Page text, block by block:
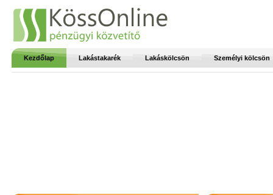
Kezdőlap Lakástakarék Lakáskölcsön Személyi kölcsön